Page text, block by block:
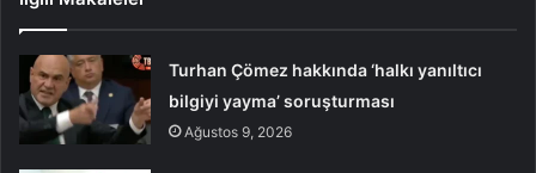
Turhan Çömez hakkında ‘halkı yanıltıcı
bilgiyi yayma’ soruşturması
Ağustos 9, 2026